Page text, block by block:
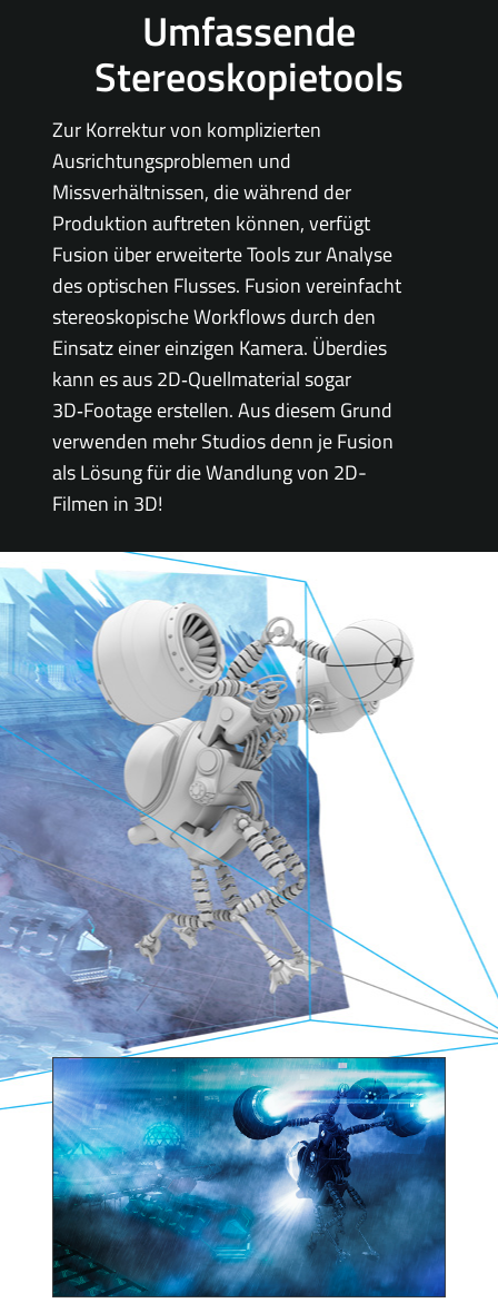
Umfassende
Stereoskopietools
Zur Korrektur von komplizierten
Ausrichtungsproblemen und
Missverhältnissen, die während der
Produktion auftreten können, verfügt
Fusion über erweiterte Tools zur Analyse
des optischen Flusses. Fusion vereinfacht
stereoskopische Workflows durch den
Einsatz einer einzigen Kamera. Überdies
kann es aus 2D‑Quellmaterial sogar
3D‑Footage erstellen. Aus diesem Grund
verwenden mehr Studios denn je Fusion
als Lösung für die Wandlung von 2D-
Filmen in 3D!